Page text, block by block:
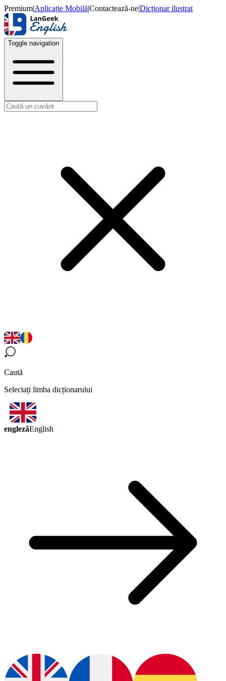
Premium|Aplicație Mobilă|Contactează-ne|Dicționar ilustrat
Toggle navigation
Caută
Selectați limba dicționarului
englezăEnglish